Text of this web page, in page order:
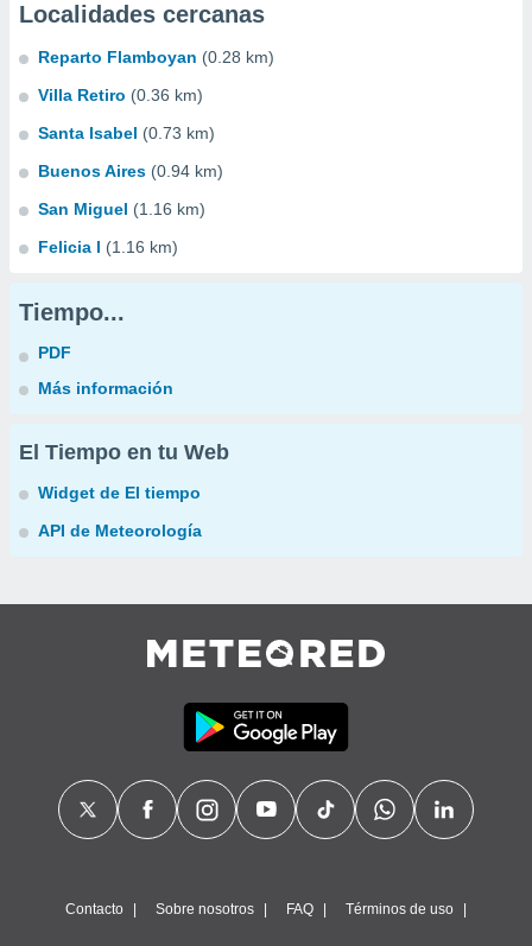
Localidades cercanas
Reparto Flamboyan (0.28 km)
Villa Retiro (0.36 km)
Santa Isabel (0.73 km)
Buenos Aires (0.94 km)
San Miguel (1.16 km)
Felicia I (1.16 km)
Tiempo...
PDF
Más información
El Tiempo en tu Web
Widget de El tiempo
API de Meteorología
Contacto Sobre nosotros FAQ Términos de uso